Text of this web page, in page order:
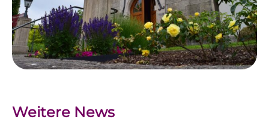
Weitere News